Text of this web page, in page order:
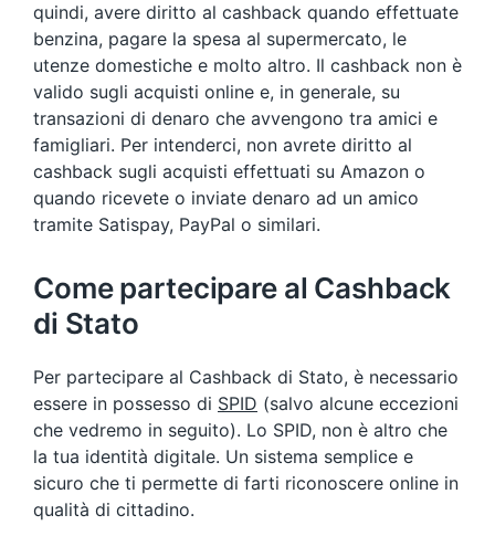
quindi, avere diritto al cashback quando effettuate
benzina, pagare la spesa al supermercato, le
utenze domestiche e molto altro. Il cashback non è
valido sugli acquisti online e, in generale, su
transazioni di denaro che avvengono tra amici e
famigliari. Per intenderci, non avrete diritto al
cashback sugli acquisti effettuati su Amazon o
quando ricevete o inviate denaro ad un amico
tramite Satispay, PayPal o similari.
Come partecipare al Cashback
di Stato
Per partecipare al Cashback di Stato, è necessario
essere in possesso di SPID (salvo alcune eccezioni
che vedremo in seguito). Lo SPID, non è altro che
la tua identità digitale. Un sistema semplice e
sicuro che ti permette di farti riconoscere online in
qualità di cittadino.